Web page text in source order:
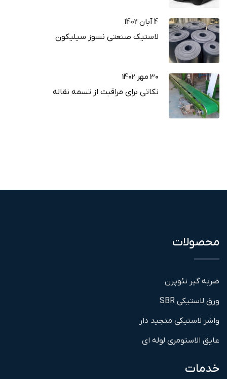
4 آبان 1402
لاستیک صنعتی نسوز سیلیکون
30 مهر 1402
نکاتی برای مراقبت از تسمه نقاله
محصولات
ضربه گیر نئوپرن
ورق لاستیکی SBR
واشر لاستیکی منجید دار
عایق الاستومری لوله ای
خدمات